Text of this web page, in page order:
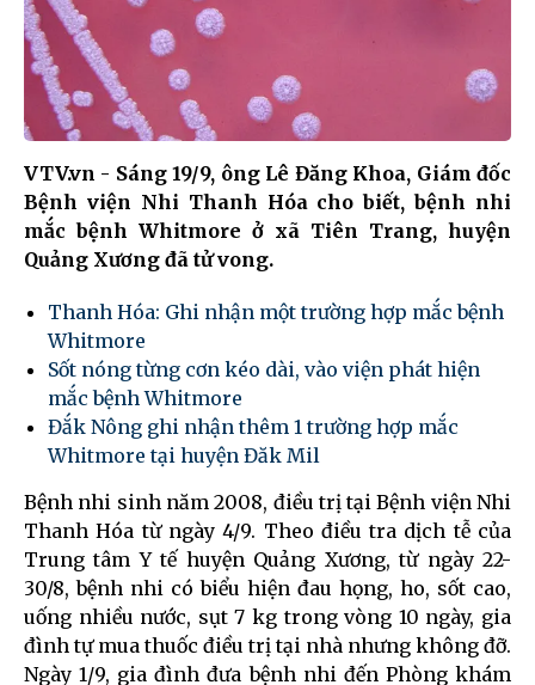
VTV.vn - Sáng 19/9, ông Lê Đăng Khoa, Giám đốc
Bệnh viện Nhi Thanh Hóa cho biết, bệnh nhi
mắc bệnh Whitmore ở xã Tiên Trang, huyện
Quảng Xương đã tử vong.
Thanh Hóa: Ghi nhận một trường hợp mắc bệnh
Whitmore
Sốt nóng từng cơn kéo dài, vào viện phát hiện
mắc bệnh Whitmore
Đắk Nông ghi nhận thêm 1 trường hợp mắc
Whitmore tại huyện Đăk Mil
Bệnh nhi sinh năm 2008, điều trị tại Bệnh viện Nhi
Thanh Hóa từ ngày 4/9. Theo điều tra dịch tễ của
Trung tâm Y tế huyện Quảng Xương, từ ngày 22-
30/8, bệnh nhi có biểu hiện đau họng, ho, sốt cao,
uống nhiều nước, sụt 7 kg trong vòng 10 ngày, gia
đình tự mua thuốc điều trị tại nhà nhưng không đỡ.
Ngày 1/9, gia đình đưa bệnh nhi đến Phòng khám